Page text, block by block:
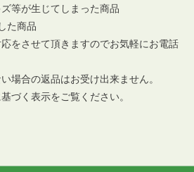
等が生じてしまった商品
た商品
をさせて頂きますのでお気軽にお電話
場合の返品はお受け出来ません。
づく表示をご覧ください。